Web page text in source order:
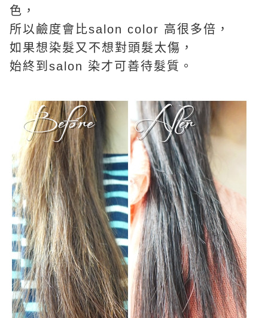
色，
所以鹼度會比salon color 高很多倍，
如果想染髮又不想對頭髮太傷，
始終到salon 染才可善待髮質。